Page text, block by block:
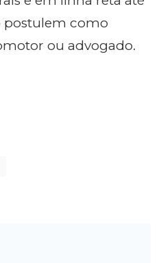
postulem como
ou advogado.